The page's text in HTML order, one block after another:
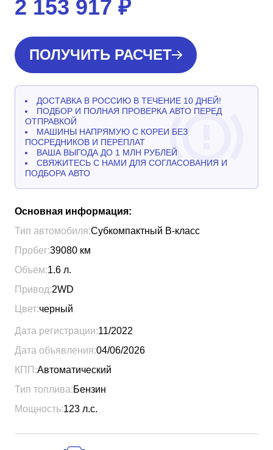
2 153 917 ₽
ПОЛУЧИТЬ РАСЧЕТ
ДОСТАВКА В РОССИЮ В ТЕЧЕНИЕ 10 ДНЕЙ!
ПОДБОР И ПОЛНАЯ ПРОВЕРКА АВТО ПЕРЕД
ОТПРАВКОЙ
МАШИНЫ НАПРЯМУЮ С КОРЕИ БЕЗ
ПОСРЕДНИКОВ И ПЕРЕПЛАТ
ВАША ВЫГОДА ДО 1 МЛН РУБЛЕЙ
СВЯЖИТЕСЬ С НАМИ ДЛЯ СОГЛАСОВАНИЯ И
ПОДБОРА АВТО
Основная информация:
Тип автомобиля:Субкомпактный B-класс
Пробег:39080 км
Объем:1.6 л.
Привод:2WD
Цвет:черный
Дата регистрации:11/2022
Дата объявления:04/06/2026
КПП:Автоматический
Тип топлива:Бензин
Мощность:123 л.с.